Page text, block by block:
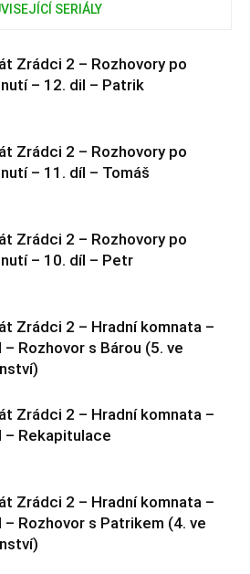
SERIÁLY
Zrádci 2 – Rozhovory po
– 12. dil – Patrik
Zrádci 2 – Rozhovory po
– 11. díl – Tomáš
Zrádci 2 – Rozhovory po
– 10. díl – Petr
Zrádci 2 – Hradní komnata –
– Rozhovor s Bárou (5. ve
Zrádci 2 – Hradní komnata –
– Rekapitulace
Zrádci 2 – Hradní komnata –
– Rozhovor s Patrikem (4. ve